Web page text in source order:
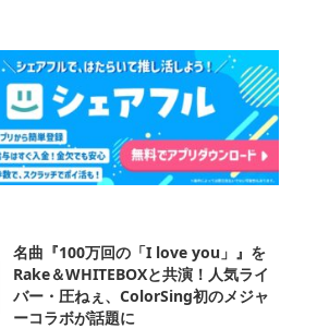
名曲『100万回の「I love you」』を
Rake＆WHITEBOXと共演！人気ライ
バー・圧ねぇ、ColorSing初のメジャ
ーコラボが話題に